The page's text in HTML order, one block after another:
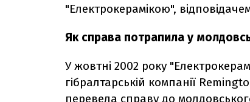
"Електрокерамікою",
Як справа потрапила у
У жовтні 2002 року
гібралтарській компанії
перевела справу до